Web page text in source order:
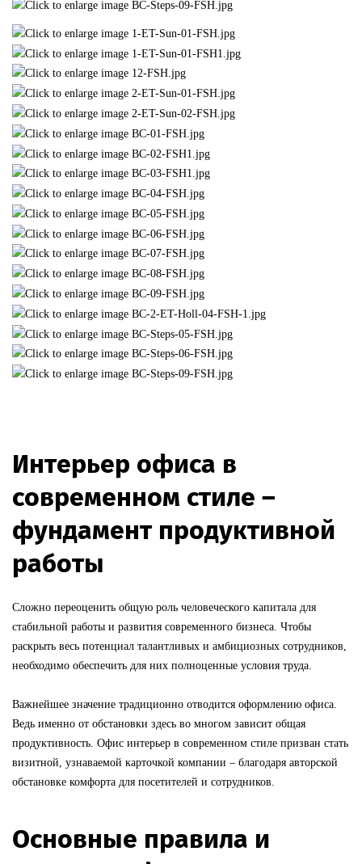
Интерьер офиса в
современном стиле –
фундамент продуктивной
работы
Сложно переоценить общую роль человеческого капитала для
стабильной работы и развития современного бизнеса. Чтобы
раскрыть весь потенциал талантливых и амбициозных сотрудников,
необходимо обеспечить для них полноценные условия труда.
Важнейшее значение традиционно отводится оформлению офиса.
Ведь именно от обстановки здесь во многом зависит общая
продуктивность. Офис интерьер в современном стиле призван стать
визитной, узнаваемой карточкой компании – благодаря авторской
обстановке комфорта для посетителей и сотрудников.
Основные правила и